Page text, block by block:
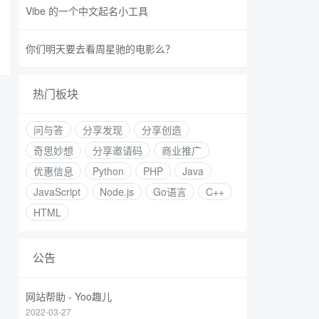
Vibe 的一个中文起名小工具
你们明天要去看周星驰的电影么？
热门板块
问与答 分享发现
分享创造
奇思妙想
分享邀请码
商业推广
优惠信息
Python PHP
Java
JavaScript
Node.js Go语言
C++
HTML
公告
网站帮助 - Yoo趣儿
2022-03-27